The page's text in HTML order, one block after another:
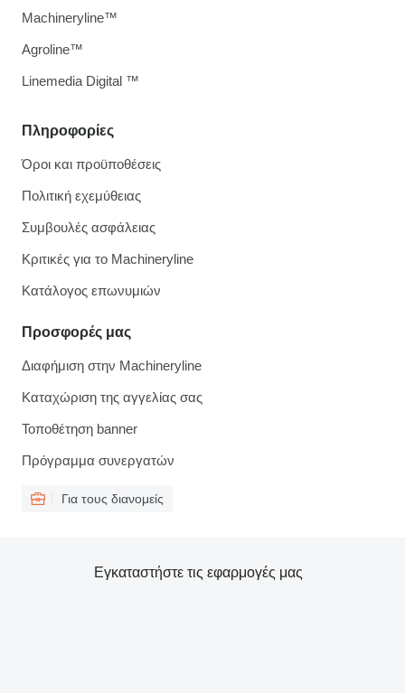
Πληροφορίες
Όροι και προϋποθέσεις
Πολιτική εχεμύθειας
Συμβουλές ασφάλειας
Κριτικές για το Machineryline
Κατάλογος επωνυμιών
Προσφορές μας
Διαφήμιση στην Machineryline
Καταχώριση της αγγελίας σας
Τοποθέτηση banner
Πρόγραμμα συνεργατών
Για τους διανομείς
Machineryline™
Agroline™
Linemedia Digital ™
Εγκαταστήστε τις εφαρμογές μας